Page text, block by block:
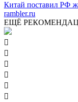
Китай поставил РФ
rambler.ru
ЕЩЁ





